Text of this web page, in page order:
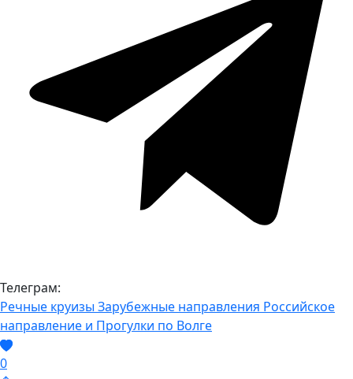
Телеграм:
Речные круизы Зарубежные направления Российское
направление и Прогулки по Волге
0